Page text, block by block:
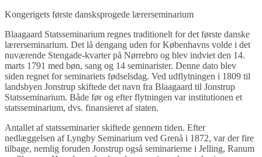
Kongerigets første dansksprogede lærerseminarium
Blaagaard Statsseminarium regnes traditionelt for det første danske
lærerseminarium. Det lå dengang uden for Københavns volde i det
nuværende Stengade-kvarter på Nørrebro og blev indviet den 14.
marts 1791 med bøn, sang og 14 seminarister. Denne dato blev
siden regnet for seminariets fødselsdag. Ved udflytningen i 1809 til
landsbyen Jonstrup skiftede det navn fra Blaagaard til Jonstrup
Statsseminarium. Både før og efter flytningen var institutionen et
statsseminarium, dvs. finansieret af staten.
Antallet af statsseminarier skiftede gennem tiden. Efter
nedlæggelsen af Lyngby Seminarium ved Grenå i 1872, var der fire
tilbage, nemlig foruden Jonstrup også seminarierne i Jelling, Ranum